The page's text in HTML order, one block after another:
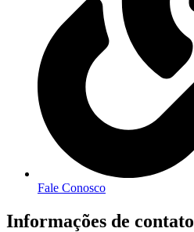
Fale Conosco
Informações de contato